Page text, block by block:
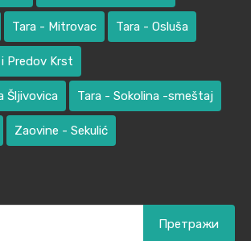
Tara - Mitrovac Tara - Osluša
Predov Krst
Šljivovica Tara - Sokolina -smeštaj
Zaovine - Sekulić